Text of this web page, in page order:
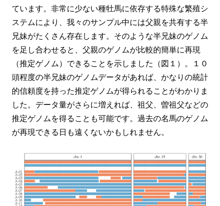
ています。非常に少ない種牡馬に依存する特殊な繁殖シ
ステムにより、我々のサンプル中には父親を共有する半
兄妹がたくさん存在します。そのような半兄妹のゲノム
を足し合わせると、父親のゲノムが比較的簡単に再現
（推定ゲノム）できることを示しました（図１）。１０
頭程度の半兄妹のゲノムデータがあれば、かなりの統計
的信頼度を持った推定ゲノムが得られることがわかりま
した。データ量がさらに増えれば、祖父、曽祖父などの
推定ゲノムを得ることも可能です。過去の名馬のゲノム
が再現できる日も遠くないかもしれません。